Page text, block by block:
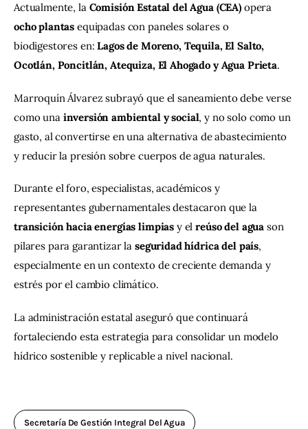
Actualmente, la Comisión Estatal del Agua (CEA) opera
ocho plantas equipadas con paneles solares o
biodigestores en: Lagos de Moreno, Tequila, El Salto,
Ocotlán, Poncitlán, Atequiza, El Ahogado y Agua Prieta.
Marroquín Álvarez subrayó que el saneamiento debe verse
como una inversión ambiental y social, y no solo como un
gasto, al convertirse en una alternativa de abastecimiento
y reducir la presión sobre cuerpos de agua naturales.
Durante el foro, especialistas, académicos y
representantes gubernamentales destacaron que la
transición hacia energías limpias y el reúso del agua son
pilares para garantizar la seguridad hídrica del país,
especialmente en un contexto de creciente demanda y
estrés por el cambio climático.
La administración estatal aseguró que continuará
fortaleciendo esta estrategia para consolidar un modelo
hídrico sostenible y replicable a nivel nacional.
Secretaría De Gestión Integral Del Agua